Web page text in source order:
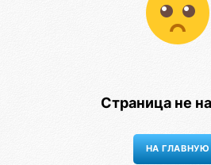
Страница не
НА ГЛАВНУЮ